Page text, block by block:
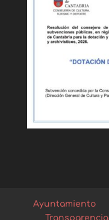
Ayuntamiento
Transparencia